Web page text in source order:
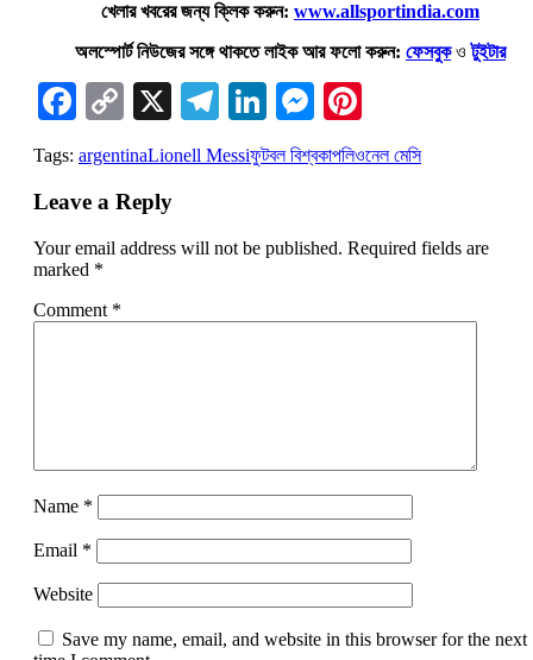
খেলার খবরের জন্য ক্লিক করুন: www.allsportindia.com
অলস্পোর্ট নিউজের সঙ্গে থাকতে লাইক আর ফলো করুন: ফেসবুকওটুইটার
Facebook
Copy
Link
X Telegram
LinkedIn
Messenger
Tags: argentinaLionell Messiফুটবল বিশ্বকাপলিওনেল মেসি
Leave a Reply
Your email address will not be published. Required fields are
marked *
Comment *
Name *
Email *
Website
Save my name, email, and website in this browser for the next